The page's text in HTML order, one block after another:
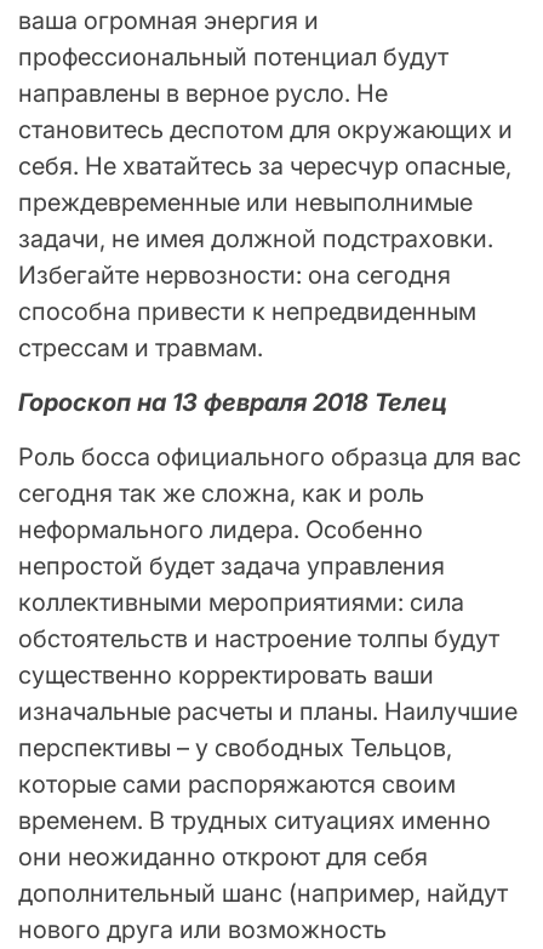
ваша огромная энергия и
профессиональный потенциал будут
направлены в верное русло. Не
становитесь деспотом для окружающих и
себя. Не хватайтесь за чересчур опасные,
преждевременные или невыполнимые
задачи, не имея должной подстраховки.
Избегайте нервозности: она сегодня
способна привести к непредвиденным
стрессам и травмам.
Гороскоп на 13 февраля 2018 Телец
Роль босса официального образца для вас
сегодня так же сложна, как и роль
неформального лидера. Особенно
непростой будет задача управления
коллективными мероприятиями: сила
обстоятельств и настроение толпы будут
существенно корректировать ваши
изначальные расчеты и планы. Наилучшие
перспективы – у свободных Тельцов,
которые сами распоряжаются своим
временем. В трудных ситуациях именно
они неожиданно откроют для себя
дополнительный шанс (например, найдут
нового друга или возможность